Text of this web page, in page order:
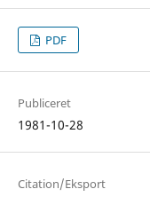
PDF
Publiceret
1981-10-28
Citation/Eksport